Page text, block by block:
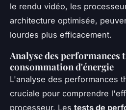
le rendu vidéo, les
architecture optimisée,
lourdes plus efficacement.
Analyse des performances
consommation d'énergie
L'analyse des performances
cruciale pour comprendre
processeur. Les tests de